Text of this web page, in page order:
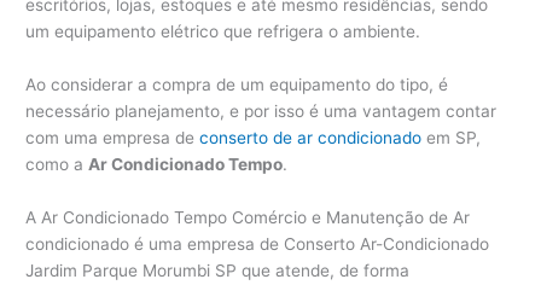
escritórios, lojas, estoques e até mesmo residências, sendo
um equipamento elétrico que refrigera o ambiente.
Ao considerar a compra de um equipamento do tipo, é
necessário planejamento, e por isso é uma vantagem contar
com uma empresa deconserto de ar condicionado em SP,
como a Ar Condicionado Tempo.
A Ar Condicionado Tempo Comércio e Manutenção de Ar
condicionado é uma empresa de Conserto Ar-Condicionado
Jardim Parque Morumbi SP que atende, de forma